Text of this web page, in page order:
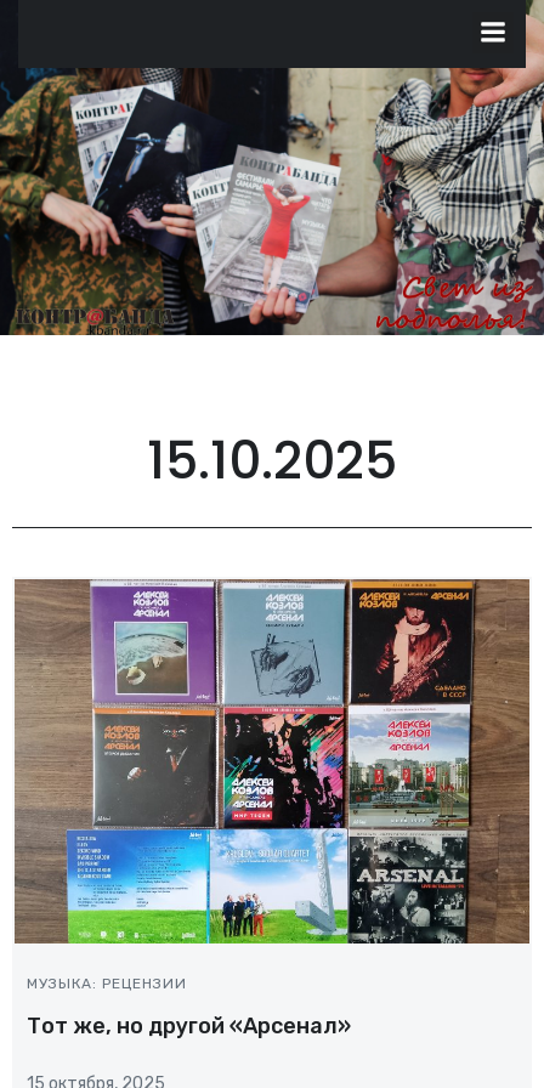
содержимому
15.10.2025
МУЗЫКА: РЕЦЕНЗИИ
Тот же, но другой «Арсенал»